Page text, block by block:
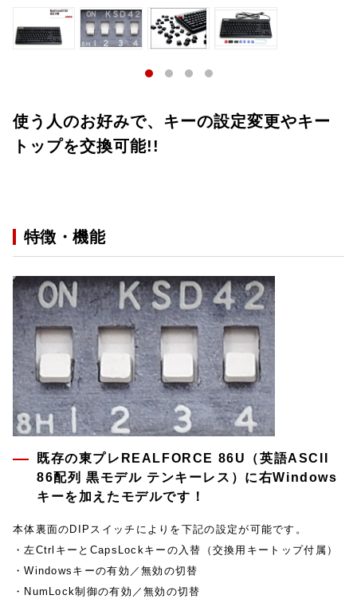
使う人のお好みで、キーの設定変更やキー
トップを交換可能!!
特徴・機能
既存の東プレREALFORCE 86U（英語ASCII
86配列 黒モデル テンキーレス）に右Windows
キーを加えたモデルです！
本体裏面のDIPスイッチによりを下記の設定が可能です。
・左CtrlキーとCapsLockキーの入替（交換用キートップ付属）
・Windowsキーの有効／無効の切替
・NumLock制御の有効／無効の切替